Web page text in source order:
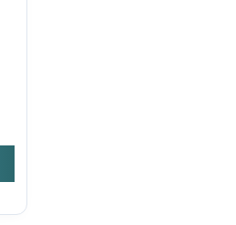
10 SZT. POMARAŃCZ